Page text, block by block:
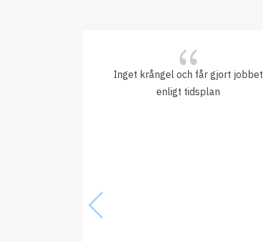
{
Inget krångel och får gjort jobbet
enligt tidsplan